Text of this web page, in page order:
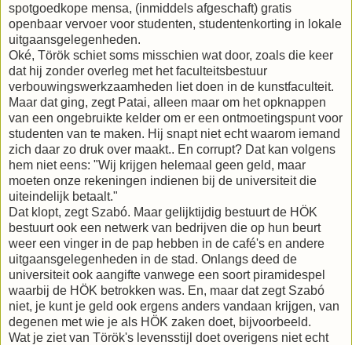
spotgoedkope mensa, (inmiddels afgeschaft) gratis
openbaar vervoer voor studenten, studentenkorting in lokale
uitgaansgelegenheden.
Oké, Török schiet soms misschien wat door, zoals die keer
dat hij zonder overleg met het faculteitsbestuur
verbouwingswerkzaamheden liet doen in de kunstfaculteit.
Maar dat ging, zegt Patai, alleen maar om het opknappen
van een ongebruikte kelder om er een ontmoetingspunt voor
studenten van te maken. Hij snapt niet echt waarom iemand
zich daar zo druk over maakt.. En corrupt? Dat kan volgens
hem niet eens: "Wij krijgen helemaal geen geld, maar
moeten onze rekeningen indienen bij de universiteit die
uiteindelijk betaalt."
Dat klopt, zegt Szabó. Maar gelijktijdig bestuurt de HÖK
bestuurt ook een netwerk van bedrijven die op hun beurt
weer een vinger in de pap hebben in de café's en andere
uitgaansgelegenheden in de stad. Onlangs deed de
universiteit ook aangifte vanwege een soort piramidespel
waarbij de HÖK betrokken was. En, maar dat zegt Szabó
niet, je kunt je geld ook ergens anders vandaan krijgen, van
degenen met wie je als HÖK zaken doet, bijvoorbeeld.
Wat je ziet van Török's levensstijl doet overigens niet echt